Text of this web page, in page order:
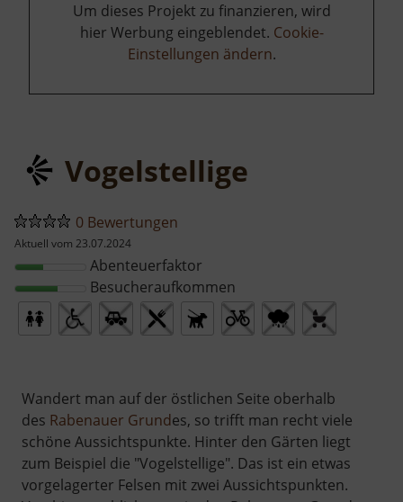
Um dieses Projekt zu finanzieren, wird
hier Werbung eingeblendet. Cookie-
Einstellungen ändern.
Vogelstellige
0 Bewertungen
Aktuell vom 23.07.2024
Abenteuerfaktor
Besucheraufkommen
Wandert man auf der östlichen Seite oberhalb
des Rabenauer Grundes, so trifft man recht viele
schöne Aussichtspunkte. Hinter den Gärten liegt
zum Beispiel die "Vogelstellige". Das ist ein etwas
vorgelagerter Felsen mit zwei Aussichtspunkten.